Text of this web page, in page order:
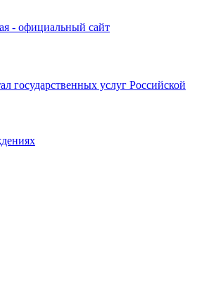
- официальный сайт
государственных услуг Российской